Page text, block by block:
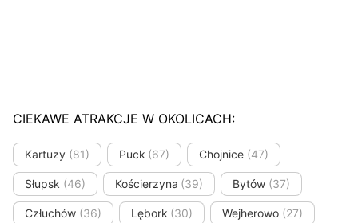
CIEKAWE ATRAKCJE W OKOLICACH:
Kartuzy (81) Puck (67) Chojnice (47)
Słupsk (46) Kościerzyna (39) Bytów (37)
Człuchów (36) Lębork (30) Wejherowo (27)